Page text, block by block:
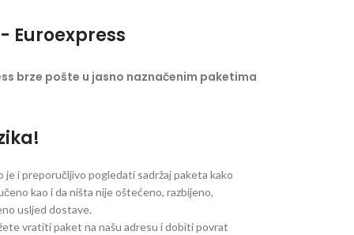
Euroexpress
brze pošte u jasno naznačenim paketima
i preporučljivo pogledati sadržaj paketa kako
kao i da ništa nije oštećeno, razbijeno,
usljed dostave.
vratiti paket na našu adresu i dobiti povrat